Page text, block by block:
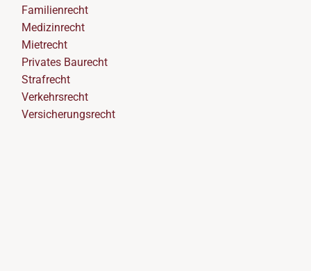
Familienrecht
Medizinrecht
Mietrecht
Privates Baurecht
Strafrecht
Verkehrsrecht
Versicherungsrecht